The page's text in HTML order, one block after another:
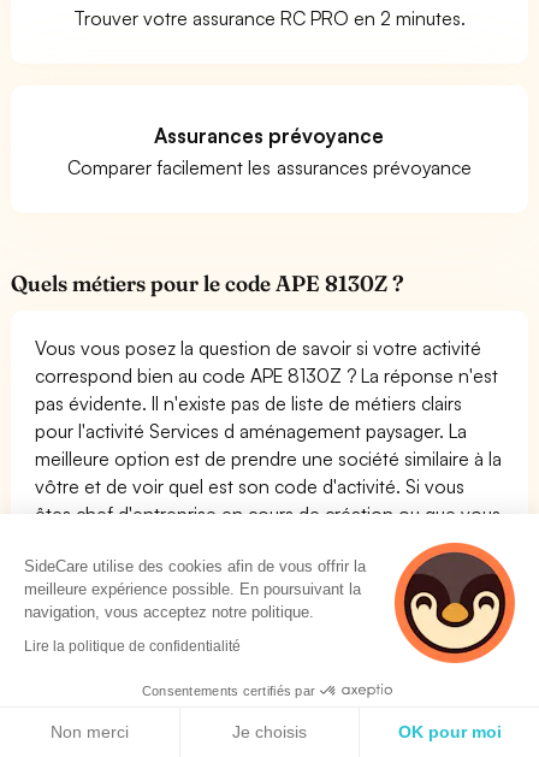
Trouver votre assurance RC PRO en 2 minutes.
Assurances prévoyance
Comparer facilement les assurances prévoyance
Quels métiers pour le code APE 8130Z ?
Vous vous posez la question de savoir si votre activité
correspond bien au code APE 8130Z ? La réponse n'est
pas évidente. Il n'existe pas de liste de métiers clairs
pour l'activité Services d aménagement paysager. La
meilleure option est de prendre une société similaire à la
vôtre et de voir quel est son code d'activité. Si vous
êtes chef d'entreprise en cours de création ou que vous
reprenez une entreprise et que vous désirez connaître si
son code APE ou NAF est bien le 8130Z, contactez
SideCare.
La liste des métiers possibles pour le code APE
8130Z :
Nom du métier
Famille
Coordinateur /
SERVICES A LA
SideCare utilise des cookies afin de vous offrir la
meilleure expérience possible. En poursuivant la
navigation, vous acceptez notre politique.
Lire la politique de confidentialité
Consentements certifiés par
Non merci Je choisis OK pour moi